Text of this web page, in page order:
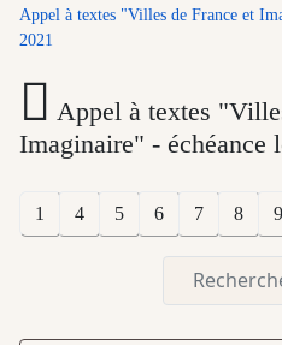
Appel à textes "Villes de France et
2021
Appel à textes
Imaginaire" - échéance
1 4 5 6 7 8 9